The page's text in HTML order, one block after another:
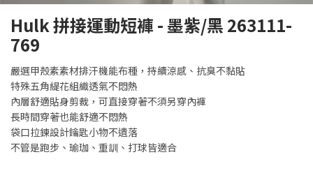
Hulk 拼接運動短褲 - 墨紫/黑 263111-
769
嚴選甲殼素素材排汗機能布種，持續涼感、抗臭不黏貼
特殊五角緹花組織透氣不悶熱
內層舒適貼身剪裁，可直接穿著不須另穿內褲
長時間穿著也能舒適不悶熱
袋口拉鍊設計鑰匙小物不遺落
不管是跑步、瑜珈、重訓、打球皆適合